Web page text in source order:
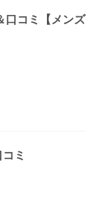
口コミ【メンズ
ミ